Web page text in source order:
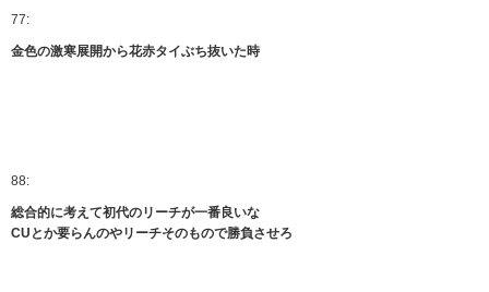
77:
金色の激寒展開から花赤タイぶち抜いた時
88:
総合的に考えて初代のリーチが一番良いな
CUとか要らんのやリーチそのもので勝負させろ